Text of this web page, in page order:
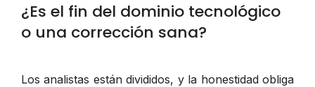
¿Es el fin del dominio tecnológico
o una corrección sana?
Los analistas están divididos, y la honestidad obliga